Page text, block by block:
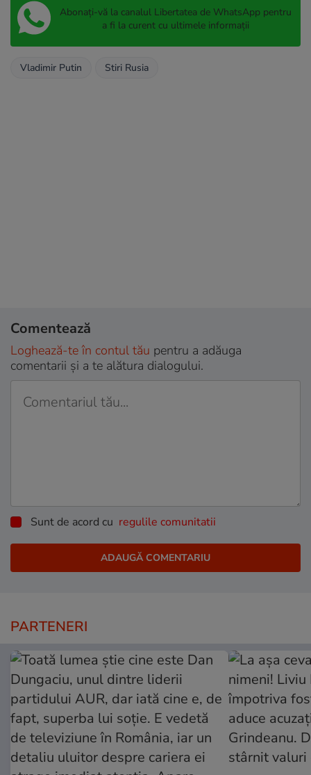
Abonați-vă la canalul Libertatea de WhatsApp pentru
a fi la curent cu ultimele informații
Vladimir Putin Stiri Rusia
Comentează
Loghează-te în contul tău pentru a adăuga
comentarii și a te alătura dialogului.
Sunt de acord cu regulile comunitatii
PARTENERI